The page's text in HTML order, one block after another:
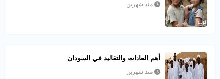
منذ شهرين
أهم العادات والتقاليد في السودان
منذ شهرين